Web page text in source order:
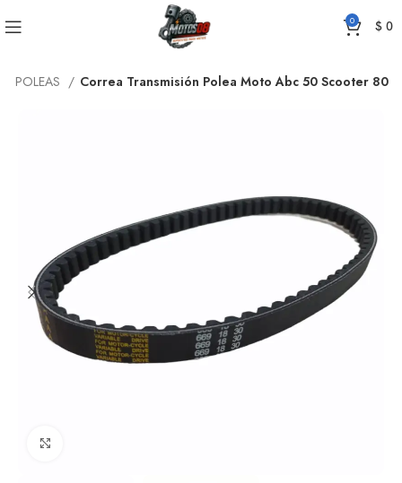
0 $0
POLEAS Correa Transmisión Polea Moto Abc 50 Scooter 80